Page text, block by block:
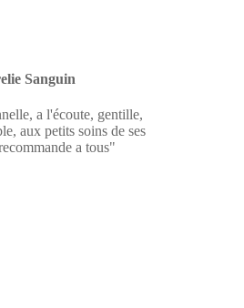
Sanguin
a l'écoute, gentille,
aux petits soins de ses
a tous"